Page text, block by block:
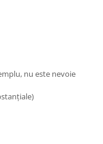
nu este nevoie